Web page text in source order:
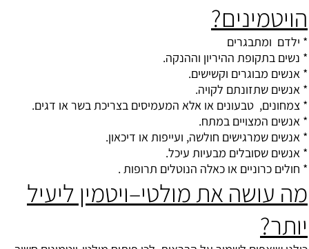
הויטמינים?
* ילדם ומתבגרים
* נשים בתקופת ההיריון וההנקה.
* אנשים מבוגרים וקשישים.
* אנשים שתזונתם לקויה.
* צמחונים, טבעונים או אלא המעמיסים בצריכת בשר או דגים.
* אנשים המצויים במתח.
* אנשים שמרגישים חולשה, ועייפות או דיכאון.
* אנשים שסובלים מבעיות עיכל.
* חולים כרוניים או כאלה הנוטלים תרופות .
מה עושה את מולטי–ויטמין ליעיל
יותר?